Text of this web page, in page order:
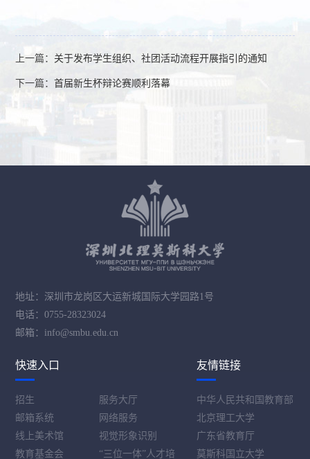
上一篇： 关于发布学生组织、社团活动流程开展指引的通知
下一篇：首届新生杯辩论赛顺利落幕
地址：深圳市龙岗区大运新城国际大学园路1号
电话：0755-28323024
邮箱：info@smbu.edu.cn
快速入口
招生
服务大厅
邮箱系统
网络服务
线上美术馆
视觉形象识别
教育基金会
“三位一体”人才培
友情链接
中华人民共和国教育部
北京理工大学
广东省教育厅
莫斯科国立大学